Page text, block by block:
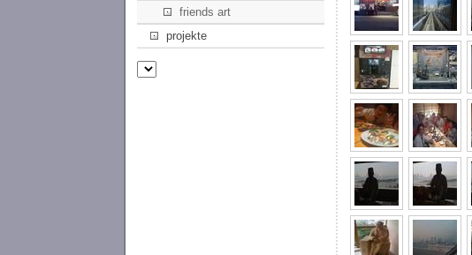
friends art
projekte